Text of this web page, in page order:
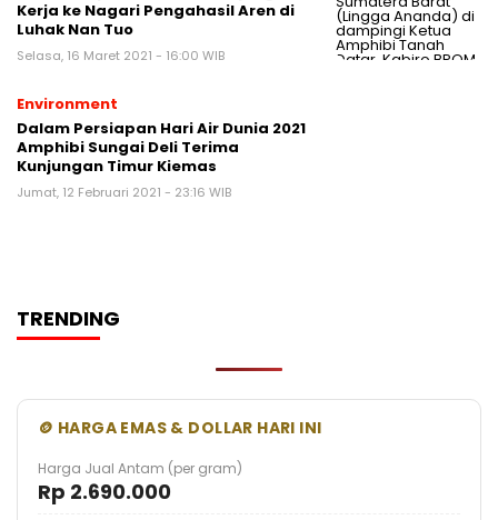
Kerja ke Nagari Pengahasil Aren di
Luhak Nan Tuo
Selasa, 16 Maret 2021 - 16:00 WIB
Environment
Dalam Persiapan Hari Air Dunia 2021
Amphibi Sungai Deli Terima
Kunjungan Timur Kiemas
Jumat, 12 Februari 2021 - 23:16 WIB
TRENDING
🪙 HARGA EMAS & DOLLAR HARI INI
Harga Jual Antam (per gram)
Rp 2.690.000